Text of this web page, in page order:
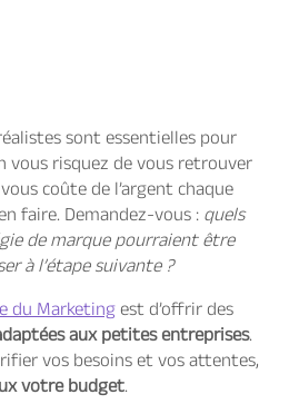
sont essentielles pour
risquez de vous retrouver
coûte de l’argent chaque
faire. Demandez-vous :quels
de marque pourraient être
à l’étape suivante ?
du Marketingest d’offrir des
aux petites entreprises.
vos besoins et vos attentes,
votre budget.